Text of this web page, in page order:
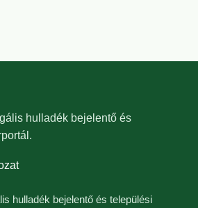
hulladék bejelentő és
hulladék bejelentő és települési